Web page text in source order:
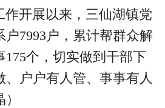
作开展以来，三仙湖镇党
户7993户，累计帮群众解
175个，切实做到干部下
、户户有人管、事事有人